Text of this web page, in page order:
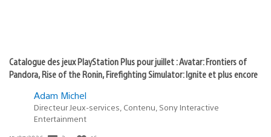
Catalogue des jeux PlayStation Plus pour juillet : Avatar: Frontiers of
Pandora, Rise of the Ronin, Firefighting Simulator: Ignite et plus encore
Adam Michel
Directeur Jeux-services, Contenu, Sony Interactive
Entertainment